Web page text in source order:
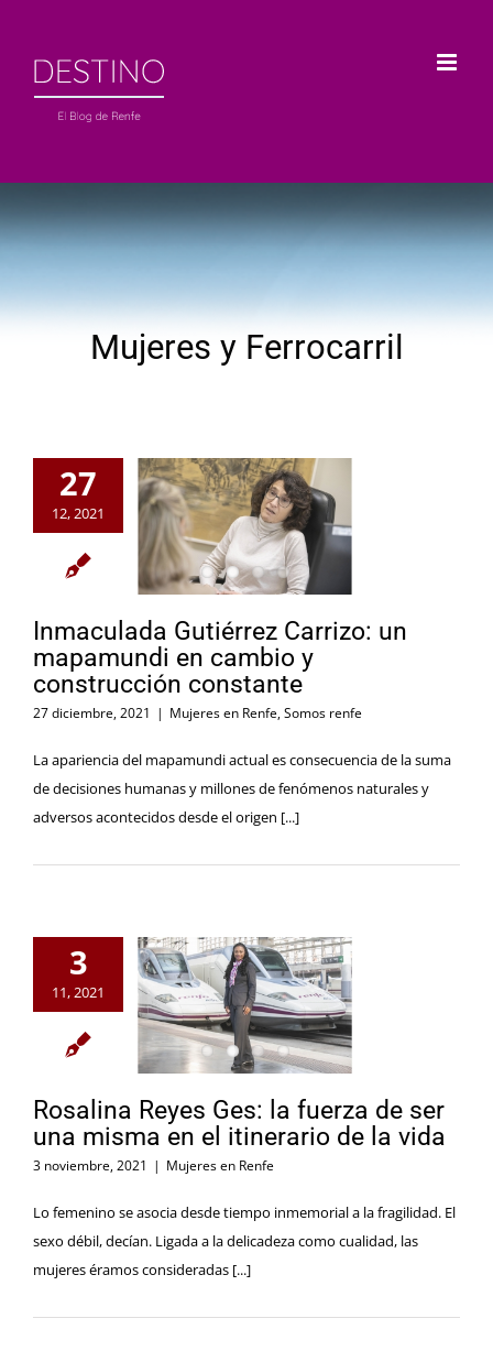
contenido
Mujeres y Ferrocarril
27
12, 2021
Inmaculada Gutiérrez Carrizo: un
mapamundi en cambio y
construcción constante
27 diciembre, 2021 | Mujeres en Renfe,Somos renfe
La apariencia del mapamundi actual es consecuencia de la suma
de decisiones humanas y millones de fenómenos naturales y
adversos acontecidos desde el origen [...]
3
11, 2021
Rosalina Reyes Ges: la fuerza de ser
una misma en el itinerario de la vida
3 noviembre, 2021 | Mujeres en Renfe
Lo femenino se asocia desde tiempo inmemorial a la fragilidad. El
sexo débil, decían. Ligada a la delicadeza como cualidad, las
mujeres éramos consideradas [...]